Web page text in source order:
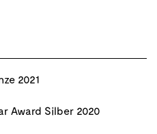
2021
Award Silber 2020